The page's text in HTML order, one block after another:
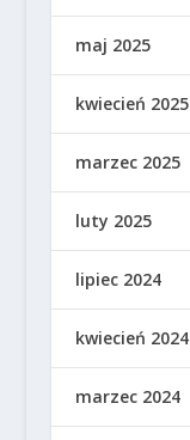
maj 2025
kwiecień 2025
marzec 2025
luty 2025
lipiec 2024
kwiecień 2024
marzec 2024